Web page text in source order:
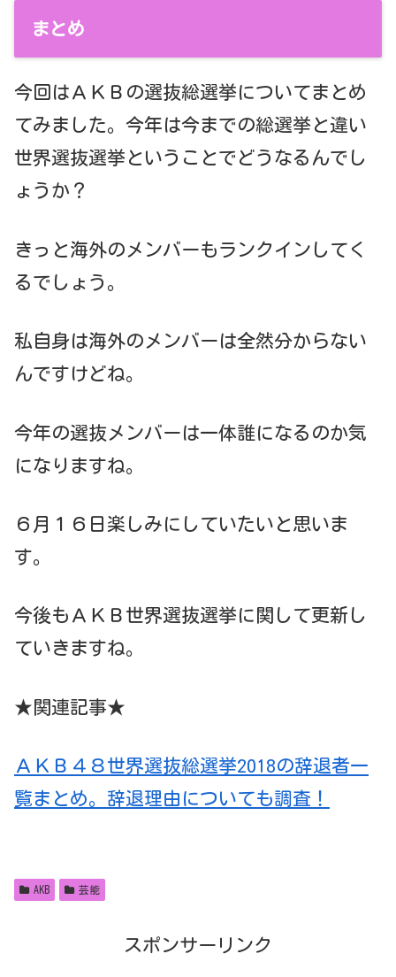
まとめ
今回はＡＫＢの選抜総選挙についてまとめ
てみました。今年は今までの総選挙と違い
世界選抜選挙ということでどうなるんでし
ょうか？
きっと海外のメンバーもランクインしてく
るでしょう。
私自身は海外のメンバーは全然分からない
んですけどね。
今年の選抜メンバーは一体誰になるのか気
になりますね。
６月１６日楽しみにしていたいと思いま
す。
今後もＡＫＢ世界選抜選挙に関して更新し
ていきますね。
★関連記事★
ＡＫＢ４８世界選抜総選挙2018の辞退者一
覧まとめ。辞退理由についても調査！
AKB 芸能
スポンサーリンク